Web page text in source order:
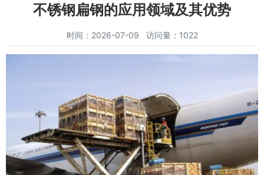
不锈钢扁钢的应用领域及其优势
时间：2026-07-09 访问量：1022